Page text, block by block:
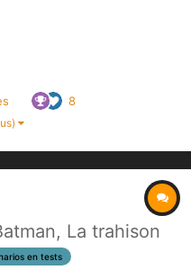
limité de cartes à
de jeu). Que Cro...
8
La trahison
en tests